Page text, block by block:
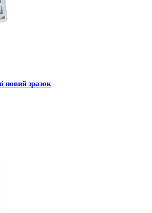
новий зразок